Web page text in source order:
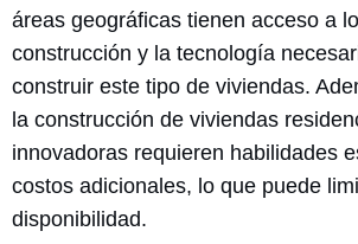
áreas geográficas tienen acceso a
construcción y la tecnología
construir este tipo de viviendas.
la construcción de viviendas
innovadoras requieren habilidades
costos adicionales, lo que puede
disponibilidad.